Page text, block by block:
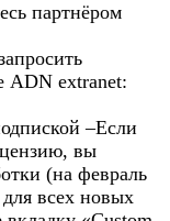
партнёром
ADN extranet:
–Если
вы
(на февраль
всех новых